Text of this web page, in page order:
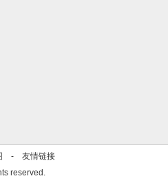
- 友情链接
reserved.